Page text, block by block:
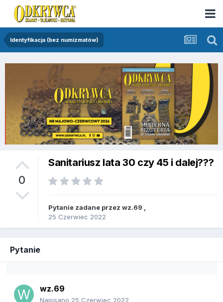
Identyfikacja (bez numizmatów)
0
Sanitariusz lata 30 czy 45 i dalej???
Pytanie zadane przez wz.69
25 Czerwiec 2022
Pytanie
wz.69
Napisano 25 Czerwiec 2022